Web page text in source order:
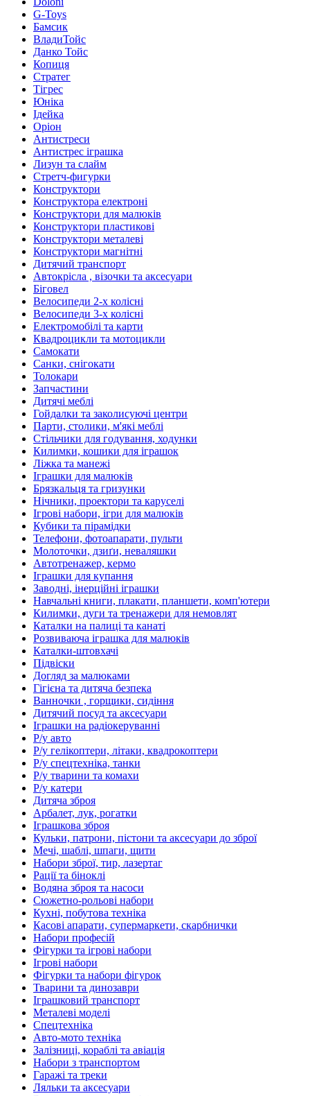
G-Toys
Бамсик
ВладиТойс
Данко Тойс
Копиця
Стратег
Тігрес
Юніка
Ідейка
Оріон
Антистреси
Антистрес іграшка
Лизун та слайм
Стретч-фигурки
Конструктори
Конструктора електроні
Конструктори для малюків
Конструктори пластикові
Конструктори металеві
Конструктори магнітні
Дитячий транспорт
Автокрісла , візочки та аксесуари
Біговел
Велосипеди 2-х колісні
Велосипеди 3-х колісні
Електромобілі та карти
Квадроцикли та мотоцикли
Самокати
Санки, снігокати
Толокари
Запчастини
Дитячі меблі
Гойдалки та заколисуючі центри
Парти, столики, м'які меблі
Стільчики для годування, ходунки
Килимки, кошики для іграшок
Ліжка та манежі
Іграшки для малюків
Брязкальця та гризунки
Нічники, проектори та каруселі
Ігрові набори, ігри для малюків
Кубики та пірамідки
Телефони, фотоапарати, пульти
Молоточки, дзиґи, неваляшки
Автотренажер, кермо
Іграшки для купання
Заводні, інерційні іграшки
Навчальні книги, плакати, планшети, комп'ютери
Килимки, дуги та тренажери для немовлят
Каталки на палиці та канаті
Розвиваюча іграшка для малюків
Каталки-штовхачі
Підвіски
Догляд за малюками
Гігієна та дитяча безпека
Ванночки , горщики, сидіння
Дитячий посуд та аксесуари
Іграшки на радіокеруванні
Р/у авто
Р/у гелікоптери, літаки, квадрокоптери
Р/у спецтехніка, танки
Р/у тварини та комахи
Р/у катери
Дитяча зброя
Арбалет, лук, рогатки
Іграшкова зброя
Кульки, патрони, пістони та аксесуари до зброї
Мечі, шаблі, шпаги, щити
Набори зброї, тир, лазертаг
Рації та біноклі
Водяна зброя та насоси
Сюжетно-рольові набори
Кухні, побутова техніка
Касові апарати, супермаркети, скарбнички
Набори професій
Фігурки та ігрові набори
Ігрові набори
Фігурки та набори фігурок
Тварини та динозаври
Іграшковий транспорт
Металеві моделі
Спецтехніка
Авто-мото техніка
Залізниці, кораблі та авіація
Набори з транспортом
Гаражі та треки
Ляльки та аксесуари